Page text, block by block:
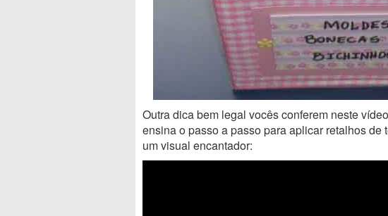
Outra dica bem legal vocês conferem neste
ensina o passo a passo para aplicar retalhos
um visual encantador: